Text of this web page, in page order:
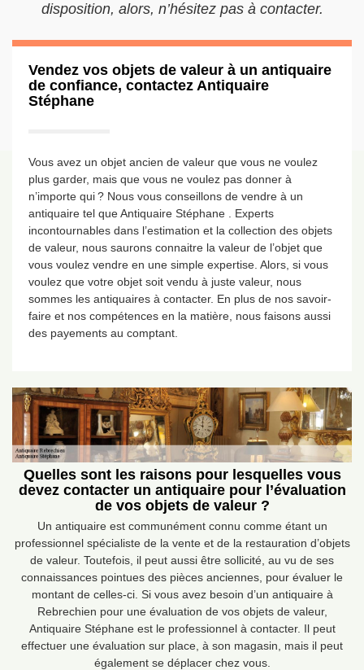
disposition, alors, n’hésitez pas à contacter.
Vendez vos objets de valeur à un antiquaire
de confiance, contactez Antiquaire
Stéphane
Vous avez un objet ancien de valeur que vous ne voulez
plus garder, mais que vous ne voulez pas donner à
n’importe qui ? Nous vous conseillons de vendre à un
antiquaire tel que Antiquaire Stéphane . Experts
incontournables dans l’estimation et la collection des objets
de valeur, nous saurons connaitre la valeur de l’objet que
vous voulez vendre en une simple expertise. Alors, si vous
voulez que votre objet soit vendu à juste valeur, nous
sommes les antiquaires à contacter. En plus de nos savoir-
faire et nos compétences en la matière, nous faisons aussi
des payements au comptant.
Quelles sont les raisons pour lesquelles vous
devez contacter un antiquaire pour l’évaluation
de vos objets de valeur ?
Un antiquaire est communément connu comme étant un
professionnel spécialiste de la vente et de la restauration d’objets
de valeur. Toutefois, il peut aussi être sollicité, au vu de ses
connaissances pointues des pièces anciennes, pour évaluer le
montant de celles-ci. Si vous avez besoin d’un antiquaire à
Rebrechien pour une évaluation de vos objets de valeur,
Antiquaire Stéphane est le professionnel à contacter. Il peut
effectuer une évaluation sur place, à son magasin, mais il peut
également se déplacer chez vous.